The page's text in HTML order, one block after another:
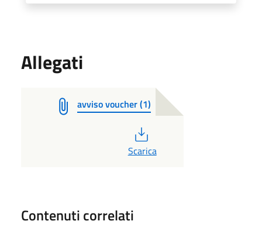
Allegati
avviso voucher (1)
Scarica
Contenuti correlati